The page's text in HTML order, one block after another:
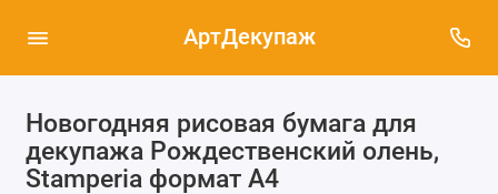
АртДекупаж
Новогодняя рисовая бумага для
декупажа Рождественский олень,
Stamperia формат А4